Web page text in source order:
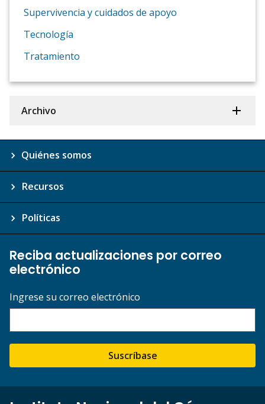
Supervivencia y cuidados de apoyo
Tecnología
Tratamiento
Archivo
Quiénes somos
Recursos
Políticas
Reciba actualizaciones por correo
electrónico
Ingrese su correo electrónico
Suscríbase